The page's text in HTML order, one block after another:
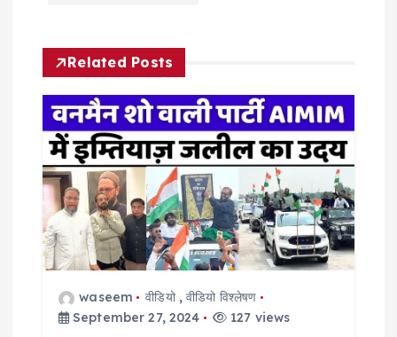
g
a
t
o
Related Posts
waseem वीडियो,वीडियो विश्लेषण
September 27, 2024
127 views